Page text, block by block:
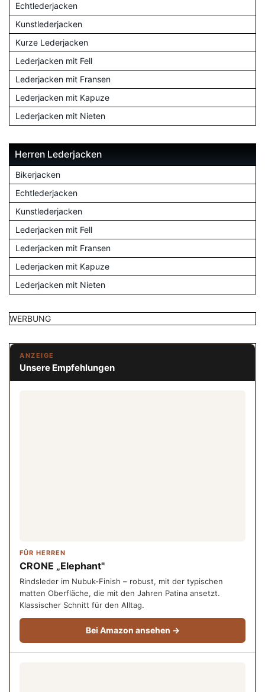
Echtlederjacken
Kunstlederjacken
Kurze Lederjacken
Lederjacken mit Fell
Lederjacken mit Fransen
Lederjacken mit Kapuze
Lederjacken mit Nieten
Herren Lederjacken
Bikerjacken
Echtlederjacken
Kunstlederjacken
Lederjacken mit Fell
Lederjacken mit Fransen
Lederjacken mit Kapuze
Lederjacken mit Nieten
WERBUNG
ANZEIGE
Unsere Empfehlungen
FÜR HERREN
CRONE „Elephant"
Rindsleder im Nubuk-Finish – robust, mit der typischen
matten Oberfläche, die mit den Jahren Patina ansetzt.
Klassischer Schnitt für den Alltag.
Bei Amazon ansehen →